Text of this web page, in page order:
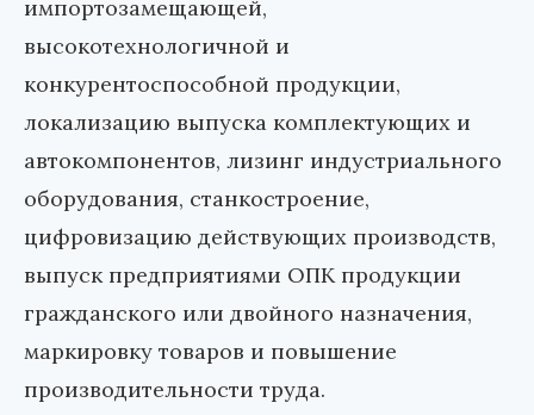
импортозамещающей,
высокотехнологичной и
конкурентоспособной продукции,
локализацию выпуска комплектующих и
автокомпонентов, лизинг индустриального
оборудования, станкостроение,
цифровизацию действующих производств,
выпуск предприятиями ОПК продукции
гражданского или двойного назначения,
маркировку товаров и повышение
производительности труда.